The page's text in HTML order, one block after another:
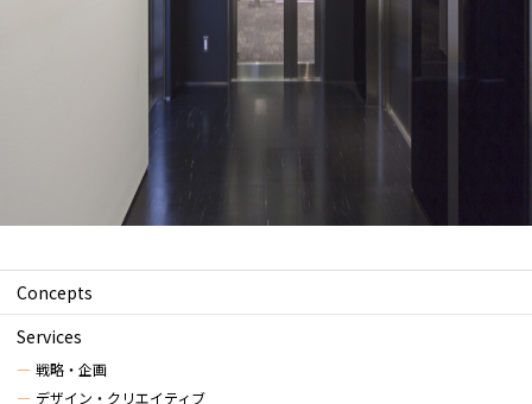
Concepts
Services
戦略・企画
デザイン・クリエイティブ